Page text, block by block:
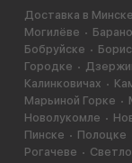
Доставка в Минске
Могилёве
Бобруйске
Городке
Калинковичах
Марьиной Горке
Новолукомле
Пинске
Полоцке
Рогачеве